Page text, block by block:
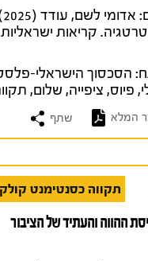
הסכסוך הישראלי-
, פיוס, ציפייה,שלום,
המלא שתף
תקווה כסנטימנט
ההווה והעתיד של הציבור